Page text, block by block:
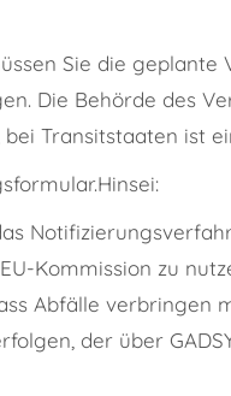
Sie die
Die Behörde des
Transitstaaten ist
Kommission zu
Abfälle verbringen
der über